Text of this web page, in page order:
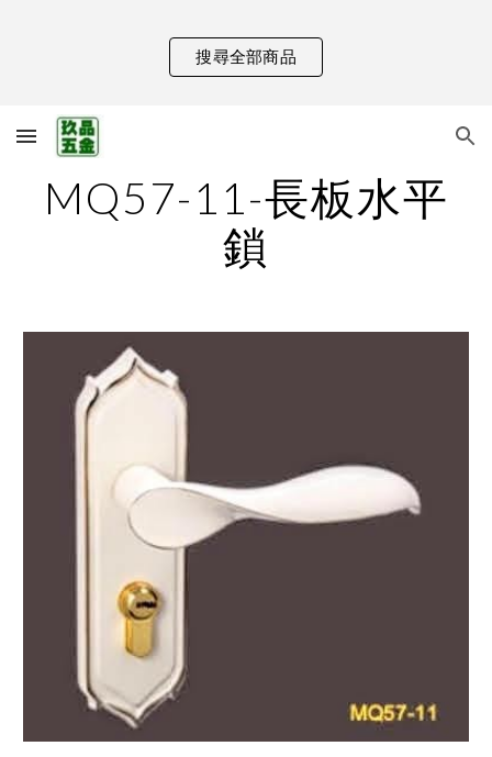
Skip to main content
搜尋全部商品
MQ57-11-長板水平
鎖